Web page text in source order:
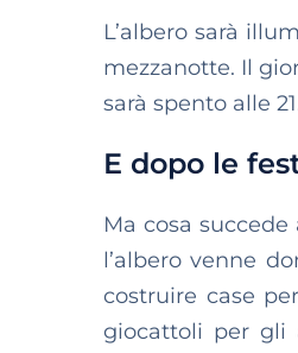
L’albero sarà
mezzanotte. Il
sarà spento alle
E dopo le
Ma cosa
l’albero venne
costruire case
giocattoli per gli